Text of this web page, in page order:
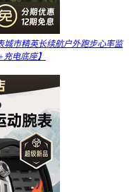
城市精英长续航户外跑步心率监
电底座】